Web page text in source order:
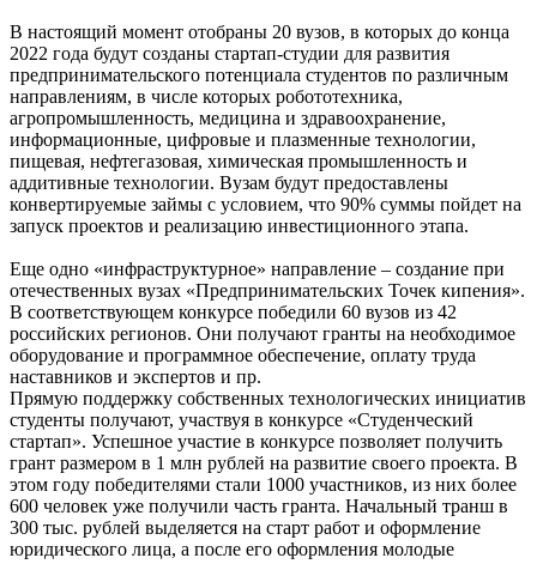
В настоящий момент отобраны 20 вузов, в которых до конца
2022 года будут созданы стартап-студии для развития
предпринимательского потенциала студентов по различным
направлениям, в числе которых робототехника,
агропромышленность, медицина и здравоохранение,
информационные, цифровые и плазменные технологии,
пищевая, нефтегазовая, химическая промышленность и
аддитивные технологии. Вузам будут предоставлены
конвертируемые займы с условием, что 90% суммы пойдет на
запуск проектов и реализацию инвестиционного этапа.
Еще одно «инфраструктурное» направление – создание при
отечественных вузах «Предпринимательских Точек кипения».
В соответствующем конкурсе победили 60 вузов из 42
российских регионов. Они получают гранты на необходимое
оборудование и программное обеспечение, оплату труда
наставников и экспертов и пр.
Прямую поддержку собственных технологических инициатив
студенты получают, участвуя в конкурсе «Студенческий
стартап». Успешное участие в конкурсе позволяет получить
грант размером в 1 млн рублей на развитие своего проекта. В
этом году победителями стали 1000 участников, из них более
600 человек уже получили часть гранта. Начальный транш в
300 тыс. рублей выделяется на старт работ и оформление
юридического лица, а после его оформления молодые